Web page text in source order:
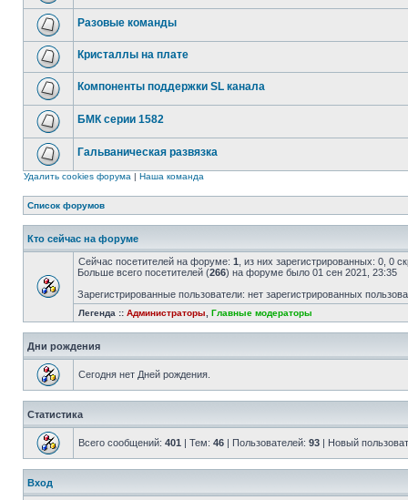
Разовые команды
Кристаллы на плате
Компоненты поддержки SL канала
БМК серии 1582
Гальваническая развязка
Удалить cookies форума | Наша команда
Список форумов
Кто сейчас на форуме
Сейчас посетителей на форуме: 1 , из них зарегистрированных: 0, 0
Больше всего посетителей (266) на форуме было 01 сен 2021, 23:35
Зарегистрированные пользователи: нет зарегистрированных
Легенда :: Администраторы Главные модераторы
Дни рождения
Сегодня нет Дней рождения.
Статистика
Всего сообщений: 401 | Тем: 46 | Пользователей: 93 | Новый
Вход